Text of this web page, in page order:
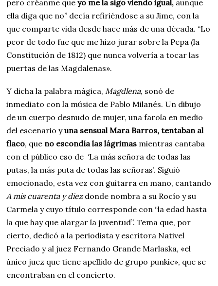
pero créanme queyo me la sigo viendo igual, aunque
ella diga que no” decía refiriéndose a su Jime, con la
que comparte vida desde hace más de una década. “Lo
peor de todo fue que me hizo jurar sobre la Pepa (la
Constitución de 1812) que nunca volvería a tocar las
puertas de las Magdalenas».
Y dicha la palabra mágica, Magdlena, sonó de
inmediato con la música de Pablo Milanés. Un dibujo
de un cuerpo desnudo de mujer, una farola en medio
del escenario yuna sensual Mara Barros, tentaban al
flaco, que no escondía las lágrimas mientras cantaba
con el público eso de ‘La más señora de todas las
putas, la más puta de todas las señoras’. Siguió
emocionado, esta vez con guitarra en mano, cantando
A mis cuarenta y diezdonde nombra a su Rocío y su
Carmela y cuyo título corresponde con “la edad hasta
la que hay que alargar la juventud”. Tema que, por
cierto, dedicó a la periodista y escritora Nativel
Preciado y al juez Fernando Grande Marlaska, «el
único juez que tiene apellido de grupo punkie», que se
encontraban en el concierto.